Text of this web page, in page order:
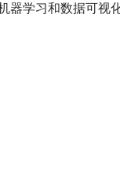
器学习和数据可视